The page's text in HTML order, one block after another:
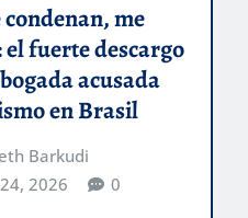
condenan, me
el fuerte descargo
acusada
en Brasil
Barkudi
2026
0